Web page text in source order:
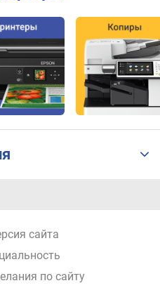
сайта
по сайту